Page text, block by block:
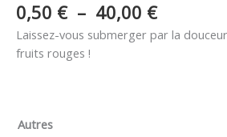
Noté 5.00
sur 5
basé sur
1
notation
client
0,50 € – 40,00 €
Laissez-vous submerger par la
fruits rouges !
Autres